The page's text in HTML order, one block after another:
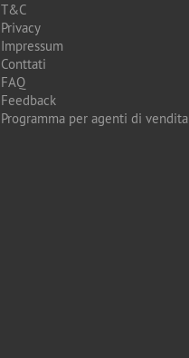
T&C
Privacy
Impressum
Conttati
FAQ
Feedback
Programma per agenti di vendita